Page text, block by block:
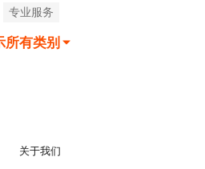
专业服务
所有类别
关于我们